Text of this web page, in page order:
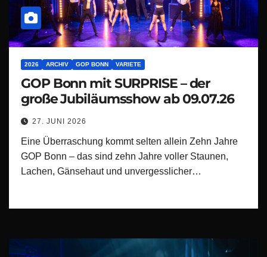
2026 ARCHIV GOP BONN VARIETE
GOP Bonn mit SURPRISE – der
große Jubiläumsshow ab 09.07.26
27. JUNI 2026
Eine Überraschung kommt selten allein Zehn Jahre
GOP Bonn – das sind zehn Jahre voller Staunen,
Lachen, Gänsehaut und unvergesslicher…